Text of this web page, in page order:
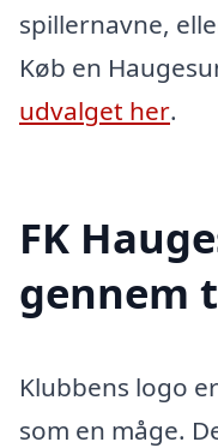
spillernavne,
Køb en
udvalget her.
FK
gennem
Klubbens logo
som en måge.